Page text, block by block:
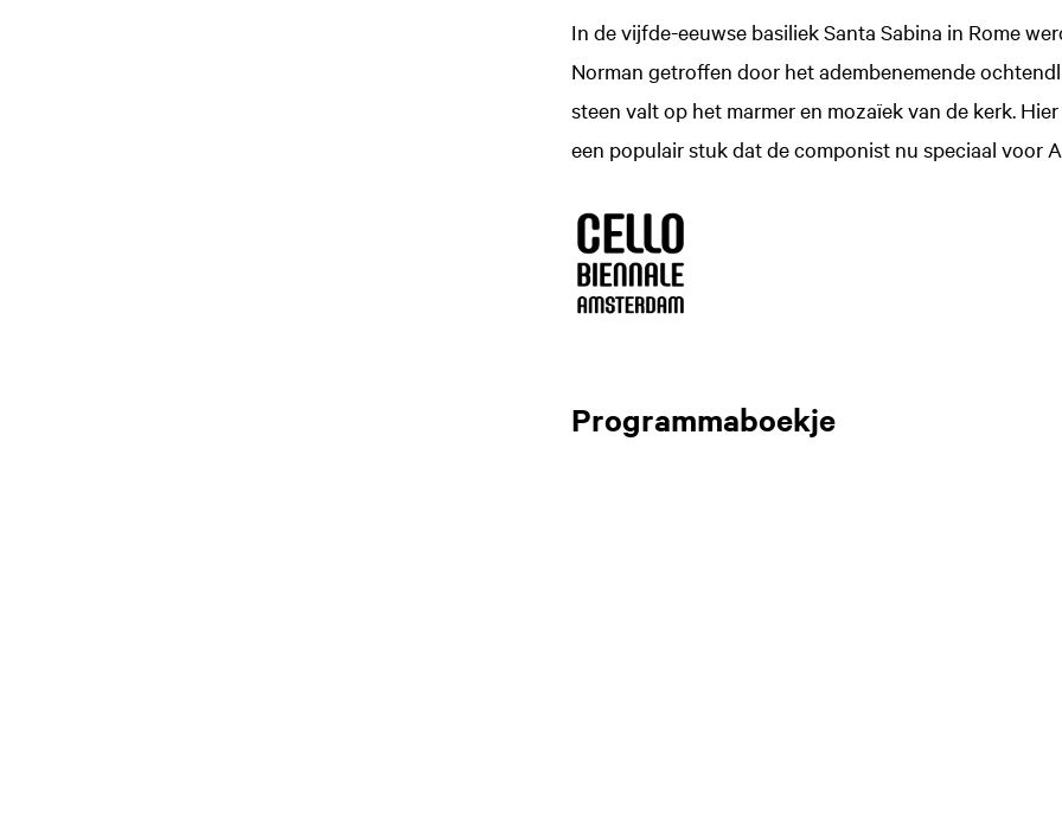
In de vijfde-eeuwse basiliek Santa Sabina in Rome
Norman getroffen door het adembenemende
steen valt op het marmer en mozaïek van de kerk.
een populair stuk dat de componist nu speciaal voor
Programmaboekje